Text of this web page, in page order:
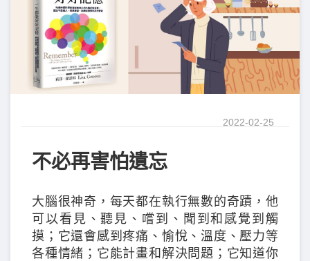
2022-02-25
不必再害怕遺忘
大腦很神奇，每天都在執行無數的奇蹟，他
可以看見、聽見、嚐到、聞到和感覺到觸
摸；它還會感到疼痛、愉悅、溫度、壓力等
各種情緒；它能計畫和解決問題；它知道你